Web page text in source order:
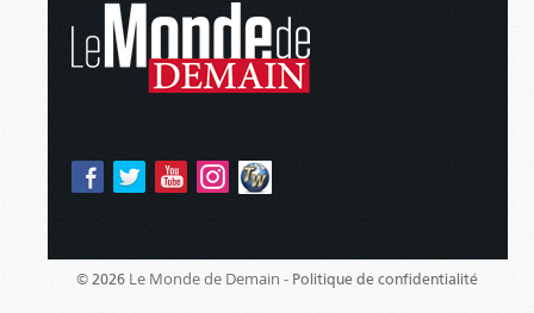
© 2026 Le Monde de Demain - Politique de confidentialité